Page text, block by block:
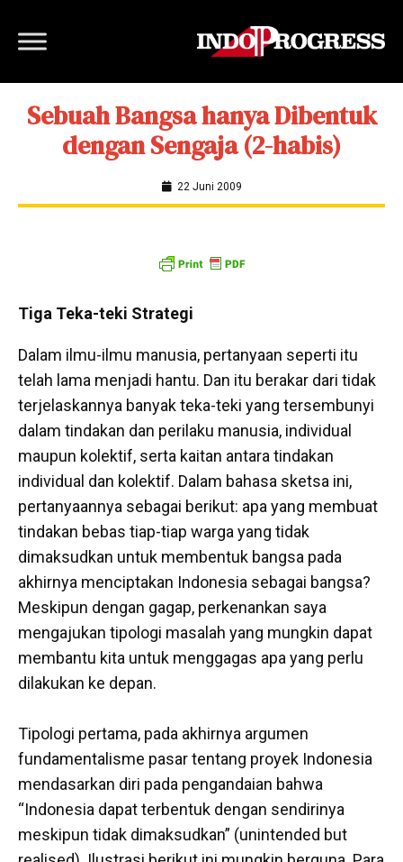
Sebuah Bangsa hanya Dibentuk
dengan Sengaja (2-habis)
22 Juni 2009
Tiga Teka-teki Strategi
Dalam ilmu-ilmu manusia, pertanyaan seperti itu
telah lama menjadi hantu. Dan itu berakar dari tidak
terjelaskannya banyak teka-teki yang tersembunyi
dalam tindakan dan perilaku manusia, individual
maupun kolektif, serta kaitan antara tindakan
individual dan kolektif. Dalam bahasa sketsa ini,
pertanyaannya sebagai berikut: apa yang membuat
tindakan bebas tiap-tiap warga yang tidak
dimaksudkan untuk membentuk bangsa pada
akhirnya menciptakan Indonesia sebagai bangsa?
Meskipun dengan gagap, perkenankan saya
mengajukan tipologi masalah yang mungkin dapat
membantu kita untuk menggagas apa yang perlu
dilakukan ke depan.
Tipologi pertama, pada akhirnya argumen
fundamentalisme pasar tentang proyek Indonesia
mendasarkan diri pada pengandaian bahwa
“Indonesia dapat terbentuk dengan sendirinya
meskipun tidak dimaksudkan” (unintended but